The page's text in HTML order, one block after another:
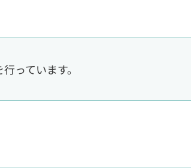
っています。